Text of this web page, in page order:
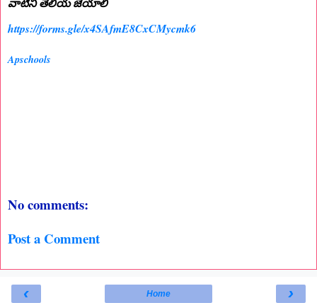
వాటిని తెలియ జేయాలి
https://forms.gle/x4SAfmE8CxCMycmk6
Apschools
No comments:
Post a Comment
‹ ›
Home